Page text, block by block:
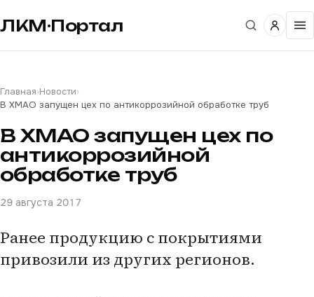
ЛКМ·Портал
Главная›Новости›
В ХМАО запущен цех по антикоррозийной обработке труб
В ХМАО запущен цех по
антикоррозийной
обработке труб
29 августа 2017
Ранее продукцию с покрытиями
привозили из других регионов.